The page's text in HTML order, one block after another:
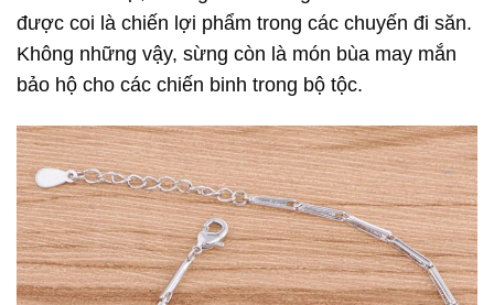
được coi là chiến lợi phẩm trong các chuyến đi săn.
Không những vậy, sừng còn là món bùa may mắn
bảo hộ cho các chiến binh trong bộ tộc.